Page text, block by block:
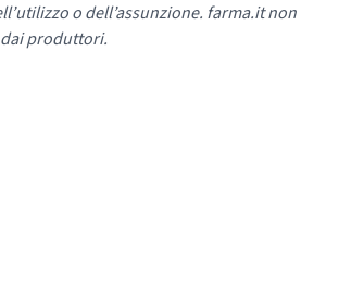
o dell’assunzione. farma.it non
produttori.